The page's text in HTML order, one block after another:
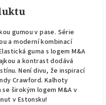
gumou v pase. Série
a moderní kombinací
guma s logem M&A
a kontrast dodává
Není divu, že inspirací
Crawford. Kalhoty
širokým logem M&A v
v Estonsku!